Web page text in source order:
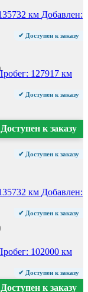
к заказу
к заказу
км Добавлен:
✔ Доступен к заказу
127917 км
✔ Доступен к заказу
Пробег:111837 км
✔ Доступен к заказу
км Добавлен:
✔ Доступен к заказу
102000 км
✔ Доступен к заказу